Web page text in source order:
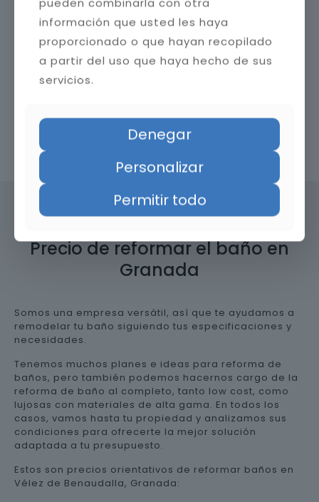
Precio de reformar el baño en
Granada
Somos una empresa versátil, así que te ayudamos a
remodelar tu baño siguiendo tus especificaciones y
necesidades.
Tenemos muchos planes e ideas para reforma de
baños, pero también podemos hacernos cargo de la
reforma de baño al completo, tanto low cost, como
lujosas con materiales de alta gama. En todos los
casos, vamos hasta tu propiedad y analizamos sus
condiciones para ofrecerte la mejor solución
adaptada a tu presupuesto.
Estos son precios orientativos de reformar baños en
Vélez de Benaudalla, Granada:
información que usted les haya
proporcionado o que hayan recopilado
a partir del uso que haya hecho de sus
servicios.
Denegar
Personalizar
Permitir todo